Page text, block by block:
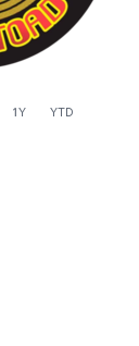
1Y YTD